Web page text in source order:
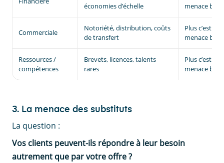
économies d’échelle
menace
Commerciale
Notoriété, distribution, coûts
de transfert
Plus c’est
menace
Ressources /
compétences
Brevets, licences, talents
rares
Plus c’est
menace
3. La menace des substituts
La question :
Vos clients peuvent-ils répondre à leur besoin
autrement que par votre offre ?